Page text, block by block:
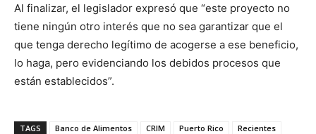
Al finalizar, el legislador expresó que “este proyecto no
tiene ningún otro interés que no sea garantizar que el
que tenga derecho legítimo de acogerse a ese beneficio,
lo haga, pero evidenciando los debidos procesos que
están establecidos”.
TAGS Banco de Alimentos CRIM Puerto Rico Recientes